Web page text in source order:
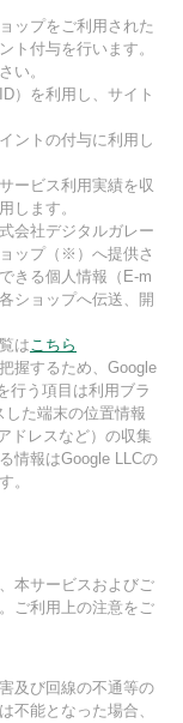
ップをご利用された
ト付与を行います。
い。
）を利用し、サイト
ントの付与に利用し
ービス利用実績を収
します。
会社デジタルガレー
ップ（※）へ提供さ
きる個人情報（E-m
ショップへ伝送、開
はこちら
握するため、Google
行う項目は利用ブラ
た端末の位置情報
ドレスなど）の収集
情報はGoogle LLCの
。
本サービスおよびご
ご利用上の注意をご
及び回線の不通等の
不能となった場合、